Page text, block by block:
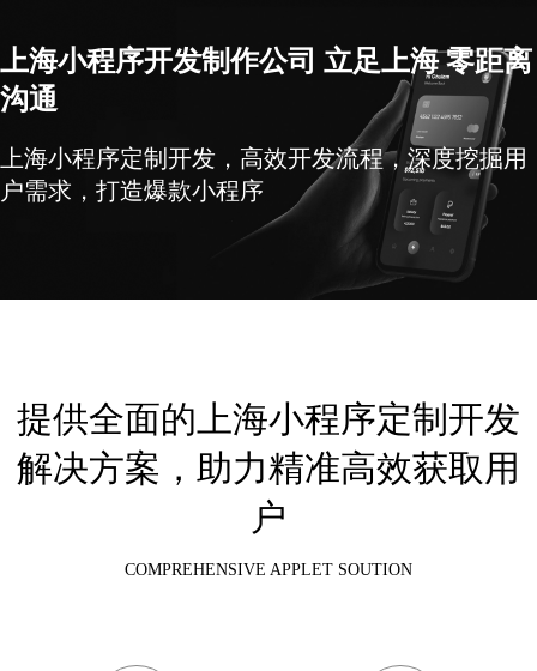
上海小程序开发制作公司 立足上海 零距离
沟通
上海小程序定制开发，高效开发流程，深度挖掘用
户需求，打造爆款小程序
提供全面的上海小程序定制开发
解决方案，助力精准高效获取用
户
COMPREHENSIVE APPLET SOUTION